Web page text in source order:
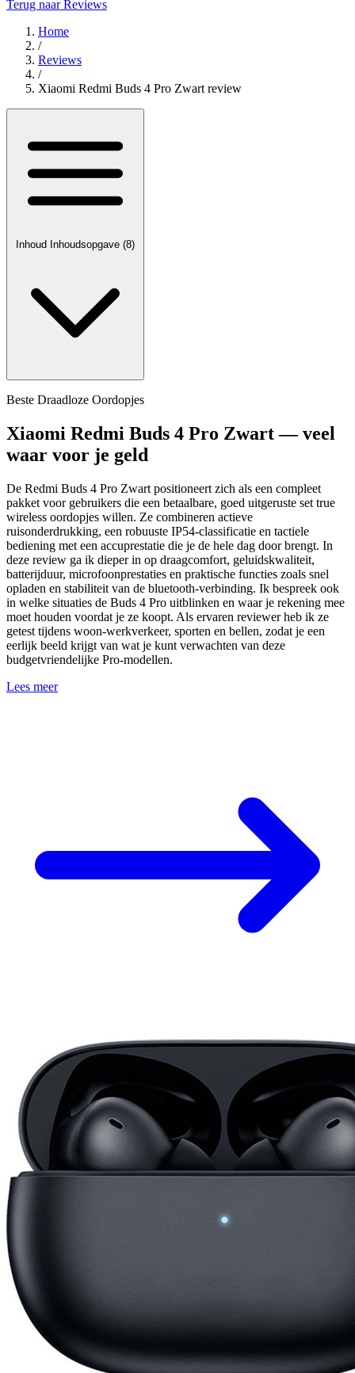
Terug naar Reviews
Home
/
Reviews
/
Xiaomi Redmi Buds 4 Pro Zwart review
Inhoud Inhoudsopgave (8)
Beste Draadloze Oordopjes
Xiaomi Redmi Buds 4 Pro Zwart — veel
waar voor je geld
De Redmi Buds 4 Pro Zwart positioneert zich als een compleet
pakket voor gebruikers die een betaalbare, goed uitgeruste set true
wireless oordopjes willen. Ze combineren actieve
ruisonderdrukking, een robuuste IP54-classificatie en tactiele
bediening met een accuprestatie die je de hele dag door brengt. In
deze review ga ik dieper in op draagcomfort, geluidskwaliteit,
batterijduur, microfoonprestaties en praktische functies zoals snel
opladen en stabiliteit van de bluetooth-verbinding. Ik bespreek ook
in welke situaties de Buds 4 Pro uitblinken en waar je rekening mee
moet houden voordat je ze koopt. Als ervaren reviewer heb ik ze
getest tijdens woon-werkverkeer, sporten en bellen, zodat je een
eerlijk beeld krijgt van wat je kunt verwachten van deze
budgetvriendelijke Pro-modellen.
Lees meer